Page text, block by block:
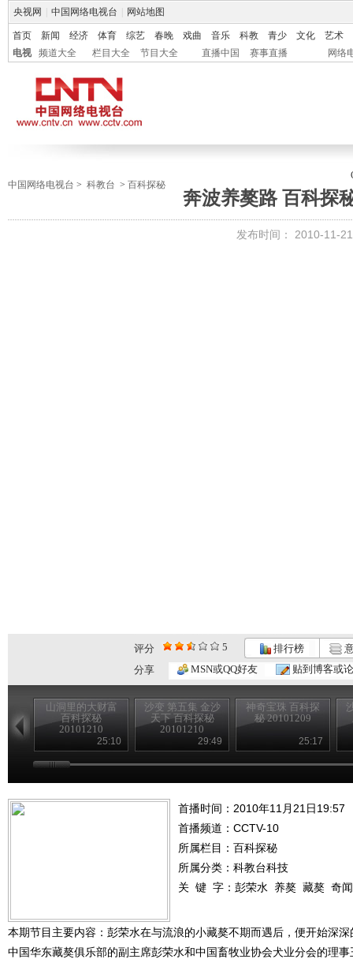
央视网 中国网络电视台 网站地图
首页 新闻 经济 体育 综艺 春晚 戏曲 音乐 科教 青少 文化
艺术
电视
频道大全 栏目大全 节目大全 直播中国 赛事直播 网络
中国网络电视台 > 科教台 > 百科探秘
奔波养獒路 百科探
发布时间： 2010-11-
评分 5 排行榜
分享
MSN或QQ好友 贴到博客或
山洞里的大财富
百科探秘
20101210
25:10
沙变 第五集 金沙
天下 百科探秘
20101210
29:49
神奇宝珠 百科探
秘 20101209
25:17
首播时间：2010年11月21日19:57
首播频道： CCTV-10
所属栏目： 百科探秘
所属分类：科教台科技
关 键 字： 彭荣水 养獒 藏獒 奇
本期节目主要内容：彭荣水在与流浪的小藏獒不期而遇后，便开始深
中国华东藏獒俱乐部的副主席彭荣水和中国畜牧业协会犬业分会的理